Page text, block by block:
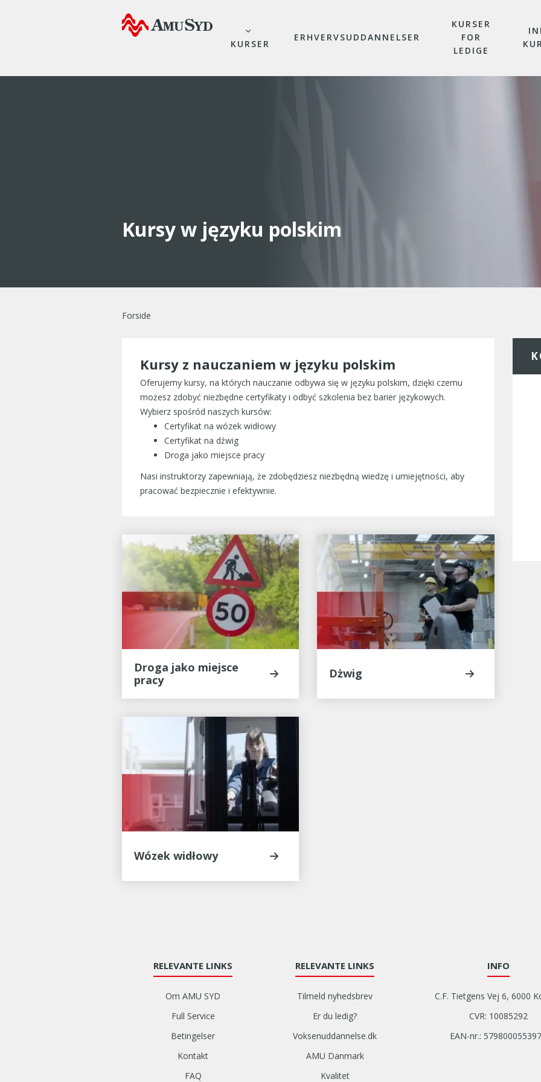
KURSER
ERHVERVSUDDANNELSER
KURSER
FOR
LEDIGE
Kursy w języku polskim
Forside
Kursy z nauczaniem w języku polskim
Oferujemy kursy, na których nauczanie odbywa się w języku polskim, dzięki czemu
możesz zdobyć niezbędne certyfikaty i odbyć szkolenia bez barier językowych.
Wybierz spośród naszych kursów:
Certyfikat na wózek widłowy
Certyfikat na dźwig
Droga jako miejsce pracy
Nasi instruktorzy zapewniają, że zdobędziesz niezbędną wiedzę i umiejętności, aby
pracować bezpiecznie i efektywnie.
Droga jako miejsce
pracy
Dżwig
Wózek widłowy
RELEVANTE LINKS
Om AMU SYD
Full Service
Betingelser
Kontakt
FAQ
RELEVANTE LINKS
Tilmeld nyhedsbrev
Er du ledig?
Voksenuddannelse.dk
AMU Danmark
Kvalitet
INFO
C.F. Tietgens Vej 6, 6000
CVR: 10085292
EAN-nr.: